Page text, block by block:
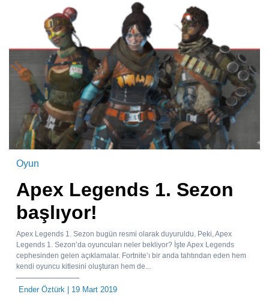
Oyun
Apex Legends 1. Sezon
başlıyor!
Apex Legends 1. Sezon bugün resmi olarak duyuruldu. Peki, Apex
Legends 1. Sezon’da oyuncuları neler bekliyor? İşte Apex Legends
cephesinden gelen açıklamalar. Fortnite’ı bir anda tahtından eden hem
kendi oyuncu kitlesini oluşturan hem de...
Ender Öztürk | 19 Mart 2019